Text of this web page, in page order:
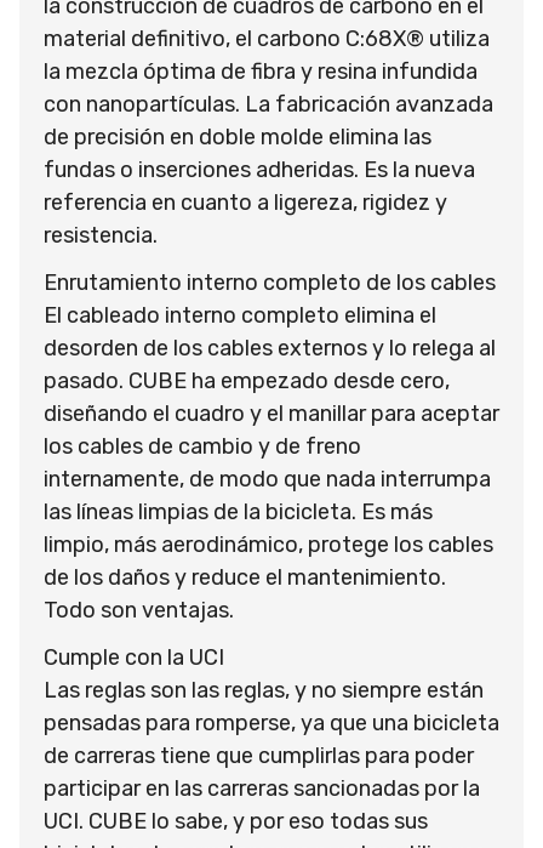
la construcción de cuadros de carbono en el
material definitivo, el carbono C:68X® utiliza
la mezcla óptima de fibra y resina infundida
con nanopartículas. La fabricación avanzada
de precisión en doble molde elimina las
fundas o inserciones adheridas. Es la nueva
referencia en cuanto a ligereza, rigidez y
resistencia.
Enrutamiento interno completo de los cables
El cableado interno completo elimina el
desorden de los cables externos y lo relega al
pasado. CUBE ha empezado desde cero,
diseñando el cuadro y el manillar para aceptar
los cables de cambio y de freno
internamente, de modo que nada interrumpa
las líneas limpias de la bicicleta. Es más
limpio, más aerodinámico, protege los cables
de los daños y reduce el mantenimiento.
Todo son ventajas.
Cumple con la UCI
Las reglas son las reglas, y no siempre están
pensadas para romperse, ya que una bicicleta
de carreras tiene que cumplirlas para poder
participar en las carreras sancionadas por la
UCI. CUBE lo sabe, y por eso todas sus